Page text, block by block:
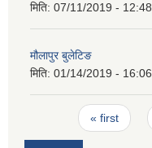
मिति: 07/11/2019 - 12:48
मौलापुर बुलेटिङ
मिति: 01/14/2019 - 16:06
Pages« first